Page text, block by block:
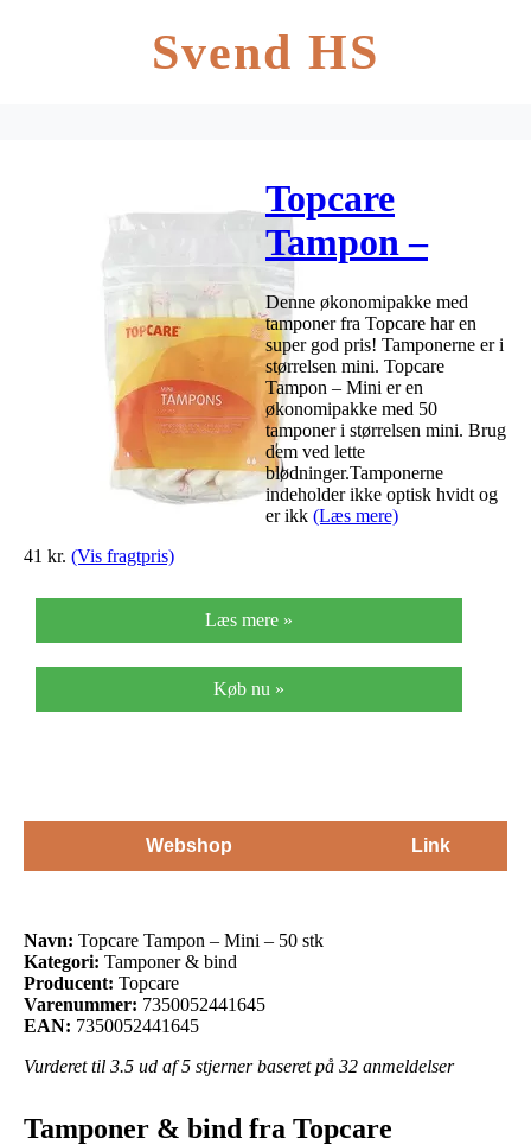
Svend HS
Topcare
Tampon –
Mini – 50 stk
Denne økonomipakke med
tamponer fra Topcare har en
super god pris! Tamponerne er i
størrelsen mini. Topcare
Tampon – Mini er en
økonomipakke med 50
tamponer i størrelsen mini. Brug
dem ved lette
blødninger.Tamponerne
indeholder ikke optisk hvidt og
er ikk (Læs mere)
41 kr. (Vis fragtpris)
Læs mere »
Køb nu »
Webshop Link
Navn: Topcare Tampon – Mini – 50 stk
Kategori: Tamponer & bind
Producent: Topcare
Varenummer: 7350052441645
EAN: 7350052441645
Vurderet til 3.5 ud af 5 stjerner baseret på 32 anmeldelser
Tamponer & bind fra Topcare